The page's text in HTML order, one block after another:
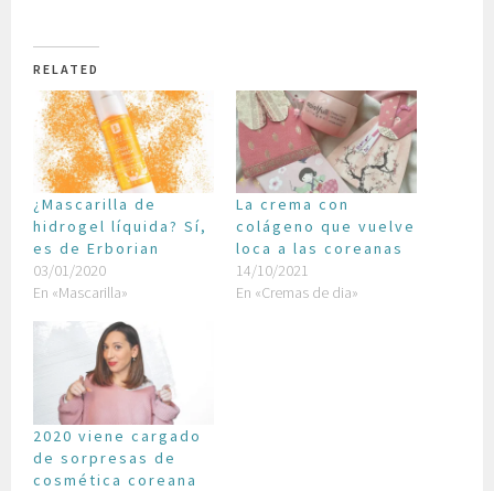
RELATED
¿Mascarilla de
hidrogel líquida? Sí,
es de Erborian
03/01/2020
En «Mascarilla»
La crema con
colágeno que vuelve
loca a las coreanas
14/10/2021
En «Cremas de dia»
2020 viene cargado
de sorpresas de
cosmética coreana